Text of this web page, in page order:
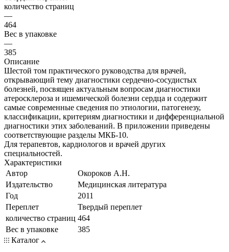
количество страниц
—
464
Вес в упаковке
—
385
Описание
Шестой том практического руководства для врачей,
открывающий тему диагностики сердечно-сосудистых
болезней, посвящен актуальным вопросам диагностики
атеросклероза и ишемической болезни сердца и содержит
самые современные сведения по этиологии, патогенезу,
классификации, критериям диагностики и дифференциальной
диагностики этих заболеваний. В приложении приведены
соответствующие разделы МКБ-10.
Для терапевтов, кардиологов и врачей других
специальностей.
Характеристики
Автор
Окороков А.Н.
Издательство
Медицинская литература
Год
2011
Переплет
Твердый переплет
количество страниц 464
Вес в упаковке
385
Каталог